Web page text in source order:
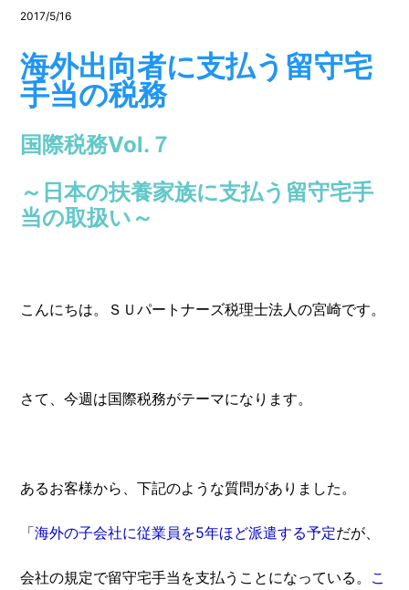
2017/5/16
海外出向者に支払う留守宅
手当の税務
国際税務Vol.７
～日本の扶養家族に支払う留守宅手
当の取扱い～
こんにちは。ＳＵパートナーズ税理士法人の宮崎です。
さて、今週は国際税務がテーマになります。
あるお客様から、下記のような質問がありました。
「海外の子会社に従業員を5年ほど派遣する予定だが、
会社の規定で留守宅手当を支払うことになっている。 こ